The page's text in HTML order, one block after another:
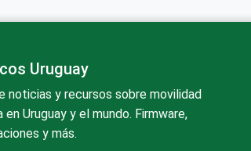
Uruguay
noticias y recursos sobre movilidad
Uruguay y el mundo. Firmware,
y más.